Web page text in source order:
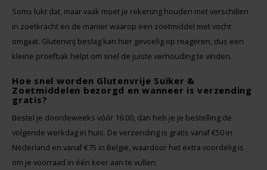
Soms lukt dat, maar vaak moet je rekening houden met verschillen
in zoetkracht en de manier waarop een zoetmiddel met vocht
omgaat. Glutenvrij beslag kan hier gevoelig op reageren, dus een
kleine proefbak helpt om snel de juiste verhouding te vinden.
Hoe snel worden Glutenvrije Suiker &
Zoetmiddelen bezorgd en wanneer is verzending
gratis?
Bestel je doordeweeks vóór 16:00, dan heb je je bestelling de
volgende werkdag in huis. De verzending is gratis vanaf €50 in
Nederland en vanaf €75 in België, waardoor het extra voordelig is
om je voorraad in één keer aan te vullen.